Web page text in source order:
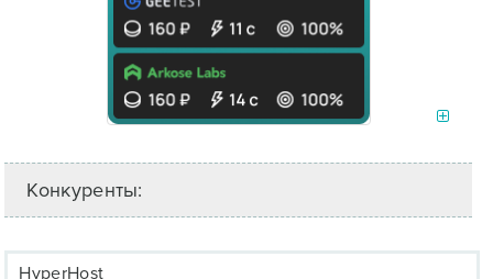
Конкуренты:
HyperHost